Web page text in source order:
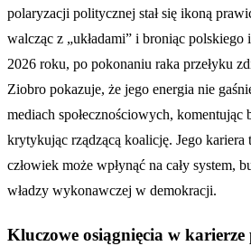
polaryzacji politycznej stał się ikoną
walcząc z „układami” i broniąc polskiego
2026 roku, po pokonaniu raka przełyku
Ziobro pokazuje, że jego energia nie
mediach społecznościowych, komentując
krytykując rządzącą koalicję. Jego kariera
człowiek może wpłynąć na cały system,
władzy wykonawczej w demokracji.
Kluczowe osiągnięcia w karierze